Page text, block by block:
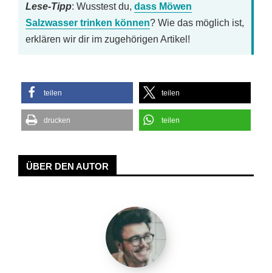
Lese-Tipp: Wusstest du, dass Möwen
Salzwasser trinken können? Wie das möglich ist,
erklären wir dir im zugehörigen Artikel!
teilen teilen
drucken teilen
ÜBER DEN AUTOR